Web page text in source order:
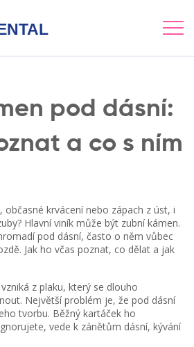
pod dásní:
a co s ním
občasné krvácení nebo zápach z úst, i
Hlavní viník může být zubní kámen.
pod dásní, často o něm vůbec
Jak ho včas poznat, co dělat a jak
z plaku, který se dlouho
Největší problém je, že pod dásní
tvorbu. Běžný kartáček ho
vede k zánětům dásní, kývání